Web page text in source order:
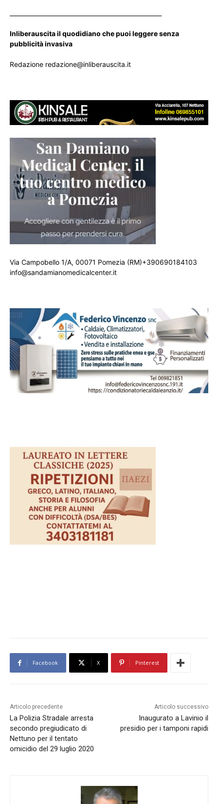
Inliberauscita il quodidiano che puoi leggere senza
pubblicità invasiva
Redazione redazione@inliberauscita.it
Via Campobello 1/A, 00071 Pomezia (RM)+390690184103
info@sandamianomedicalcenter.it
Facebook X Pinterest
Articolo precedente
La Polizia Stradale arresta
secondo pregiudicato di
Nettuno per il tentato
omicidio del 29 luglio 2020
Articolo successivo
Inaugurato a Lavinio il
presidio per i tamponi rapidi